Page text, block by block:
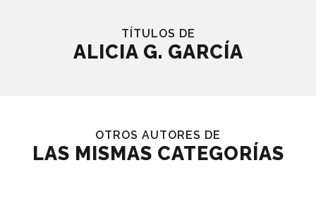
TÍTULOS DE
ALICIA G. GARCÍA
OTROS AUTORES DE
LAS MISMAS CATEGORÍAS